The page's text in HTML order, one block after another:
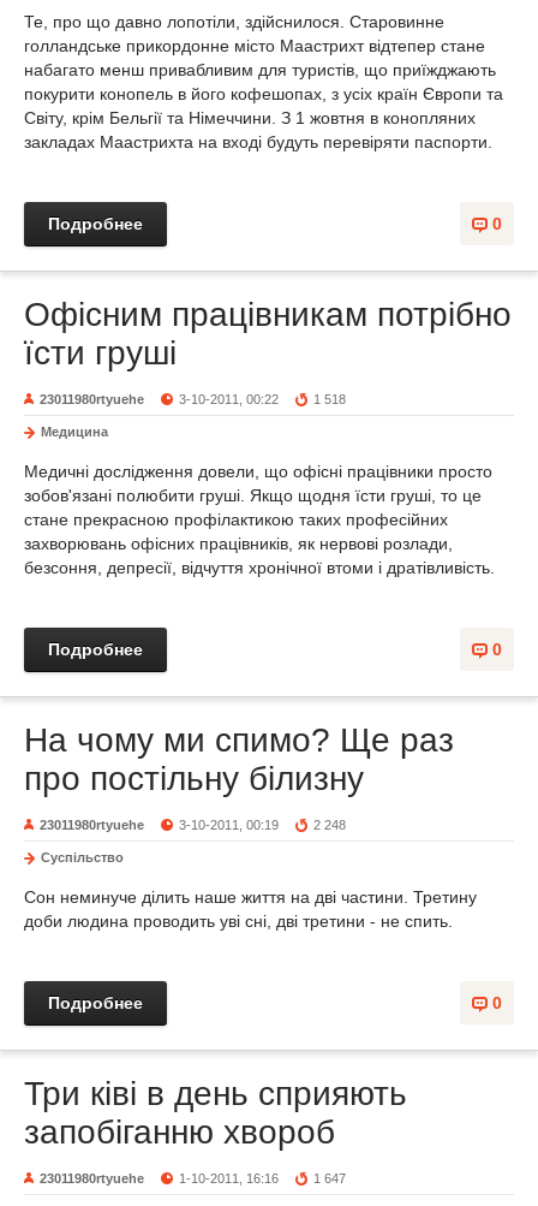
Те, про що давно лопотіли, здійснилося. Старовинне
голландське прикордонне місто Маастрихт відтепер стане
набагато менш привабливим для туристів, що приїжджають
покурити конопель в його кофешопах, з усіх країн Європи та
Світу, крім Бельгії та Німеччини. З 1 жовтня в конопляних
закладах Маастрихта на вході будуть перевіряти паспорти.
0
Подробнее
Офісним працівникам потрібно
їсти груші
23011980rtyuehe 3-10-2011, 00:22 1 518
Медицина
Медичні дослідження довели, що офісні працівники просто
зобов'язані полюбити груші. Якщо щодня їсти груші, то це
стане прекрасною профілактикою таких професійних
захворювань офісних працівників, як нервові розлади,
безсоння, депресії, відчуття хронічної втоми і дратівливість.
0
Подробнее
На чому ми спимо? Ще раз
про постільну білизну
23011980rtyuehe 3-10-2011, 00:19 2 248
Суспільство
Сон неминуче ділить наше життя на дві частини. Третину
доби людина проводить уві сні, дві третини - не спить.
0
Подробнее
Три ківі в день сприяють
запобіганню хвороб
23011980rtyuehe 1-10-2011, 16:16 1 647